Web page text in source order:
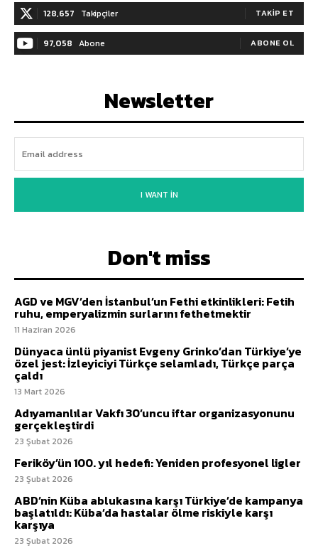
128,657 Takipçiler TAKIP ET
97,058 Abone ABONE OL
Newsletter
I WANT IN
Don't miss
AGD ve MGV’den İstanbul’un Fethi etkinlikleri: Fetih
ruhu, emperyalizmin surlarını fethetmektir
11 Haziran 2026
Dünyaca ünlü piyanist Evgeny Grinko’dan Türkiye’ye
özel jest: İzleyiciyi Türkçe selamladı, Türkçe parça
çaldı
13 Mart 2026
Adıyamanlılar Vakfı 30’uncu iftar organizasyonunu
gerçekleştirdi
23 Şubat 2026
Feriköy’ün 100. yıl hedefi: Yeniden profesyonel ligler
23 Şubat 2026
ABD’nin Küba ablukasına karşı Türkiye’de kampanya
başlatıldı: Küba’da hastalar ölme riskiyle karşı
karşıya
23 Şubat 2026